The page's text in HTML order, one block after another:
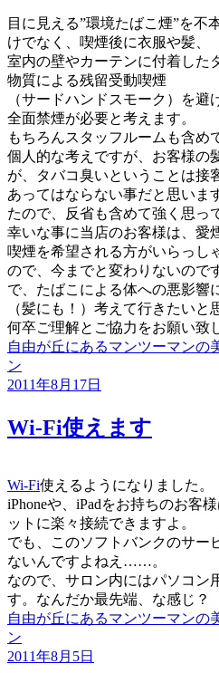
目に見える”環境たばこ煙”を不
けでなく、喫煙後に衣服や髪、
室内の壁やカーテンに付着した
物質による残留受動喫煙
（サードハンドスモーク）を
全面禁煙が必要と考えます。
もちろんスタッフルームも含め
個人的な考えですが、お客様の
が、タバコ臭いということは接
あってはならない事だと思いま
たので、反省も含めて強く思っ
幸いな事に当店のお客様は、愛
喫煙を希望される方がいらっし
ので、今までと変わりないので
で、たばこによる体への悪影響
（髪にも！）考えて行きたいと
何卒ご理解とご協力をお願い致
自由が丘にあるマンツーマンの
ン
投
日:
2011年8月17日
Wi-Fi使えます
Wi-Fi使えるようになりました。
iPhoneや、iPadをお持ちのお客
ットに楽々接続できますよ。
でも、このソフトバンクのサー
ないんですよねえ……。
なので、サロン内にはパソコン
す。なんだか最先端、な感じ？
自由が丘にあるマンツーマンの
ン
投
2011年8月5日